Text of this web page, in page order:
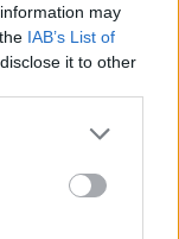
may
IAB’s List of
it to other
or more Google
may click to
party tags to
in below Google